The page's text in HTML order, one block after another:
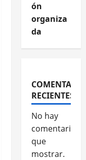
ón
organiza
da
RECIENTES
No hay
comentarios
que
mostrar.